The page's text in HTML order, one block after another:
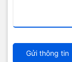
Gửi thông tin